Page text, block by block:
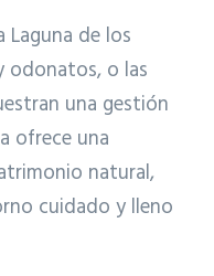
de los
odonatos, o las
una gestión
ofrece una
natural,
cuidado y lleno